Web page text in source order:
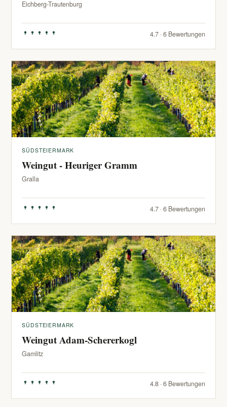
Eichberg-Trautenburg
4.7 · 6 Bewertungen
SÜDSTEIERMARK
Weingut - Heuriger Gramm
Gralla
4.7 · 6 Bewertungen
SÜDSTEIERMARK
Weingut Adam-Schererkogl
Gamlitz
4.8 · 6 Bewertungen